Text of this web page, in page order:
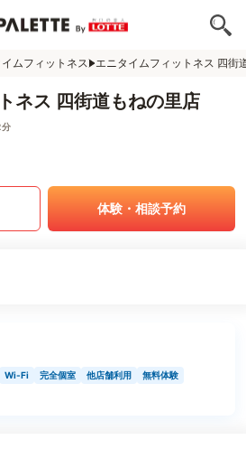
ムフィットネス エニタイムフィットネス 四街
ネス 四街道もねの里店
体験・相談予約
Wi-Fi 完全個室 他店舗利用
無料体験